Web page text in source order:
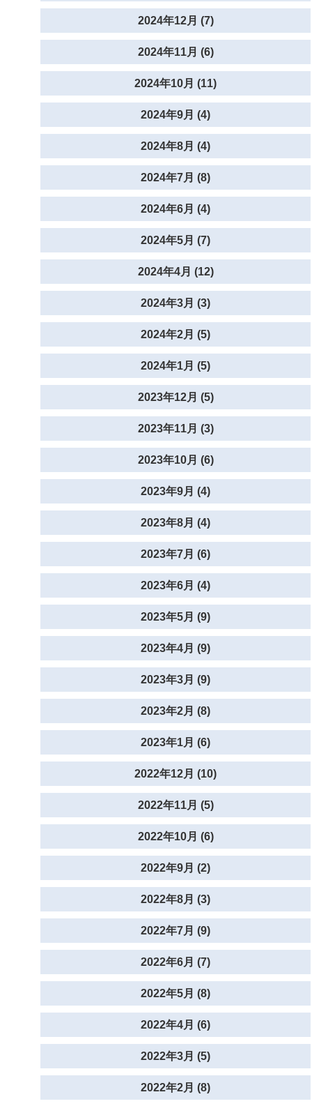
2024年12月 (7)
2024年11月 (6)
2024年10月 (11)
2024年9月 (4)
2024年8月 (4)
2024年7月 (8)
2024年6月 (4)
2024年5月 (7)
2024年4月 (12)
2024年3月 (3)
2024年2月 (5)
2024年1月 (5)
2023年12月 (5)
2023年11月 (3)
2023年10月 (6)
2023年9月 (4)
2023年8月 (4)
2023年7月 (6)
2023年6月 (4)
2023年5月 (9)
2023年4月 (9)
2023年3月 (9)
2023年2月 (8)
2023年1月 (6)
2022年12月 (10)
2022年11月 (5)
2022年10月 (6)
2022年9月 (2)
2022年8月 (3)
2022年7月 (9)
2022年6月 (7)
2022年5月 (8)
2022年4月 (6)
2022年3月 (5)
2022年2月 (8)